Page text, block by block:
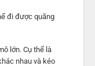
đi được quãng
lớn. Cụ thể là
nhau và kéo